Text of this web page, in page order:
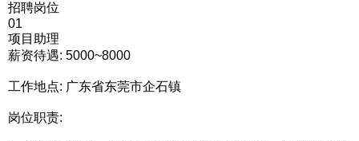
招聘岗位
01
项目助理
薪资待遇: 5000~8000
工作地点: 广东省东莞市企石镇
岗位职责: